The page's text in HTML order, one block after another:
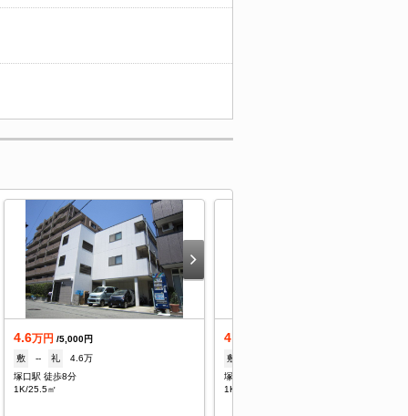
4.6万円 /5,000円
敷
-- 礼
4.6万
塚口駅 徒歩8分
1K/25.5㎡
4.6
敷
塚口駅 徒歩8分
1K/24.4㎡